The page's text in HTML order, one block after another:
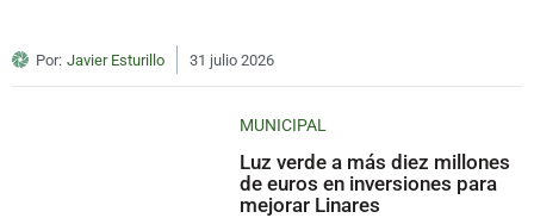
Por: Javier Esturillo 31 julio 2026
MUNICIPAL
Luz verde a más diez millones
de euros en inversiones para
mejorar Linares